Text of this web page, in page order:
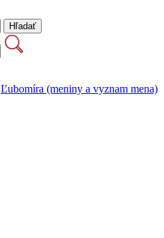
Ľubomíra (meniny a vyznam mena)